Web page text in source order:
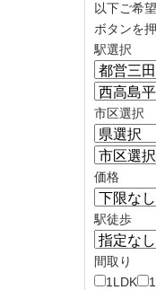
以下ご希
ボタンを
駅選択
市区選択
価格
駅徒歩
間取り
1LDK